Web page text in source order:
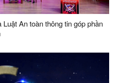
An toàn thông tin góp phần